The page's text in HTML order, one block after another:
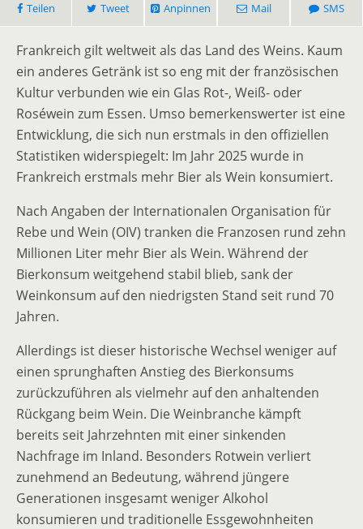
Teilen Tweet Anpinnen Mail SMS
Frankreich gilt weltweit als das Land des Weins. Kaum
ein anderes Getränk ist so eng mit der französischen
Kultur verbunden wie ein Glas Rot-, Weiß- oder
Roséwein zum Essen. Umso bemerkenswerter ist eine
Entwicklung, die sich nun erstmals in den offiziellen
Statistiken widerspiegelt: Im Jahr 2025 wurde in
Frankreich erstmals mehr Bier als Wein konsumiert.
Nach Angaben der Internationalen Organisation für
Rebe und Wein (OIV) tranken die Franzosen rund zehn
Millionen Liter mehr Bier als Wein. Während der
Bierkonsum weitgehend stabil blieb, sank der
Weinkonsum auf den niedrigsten Stand seit rund 70
Jahren.
Allerdings ist dieser historische Wechsel weniger auf
einen sprunghaften Anstieg des Bierkonsums
zurückzuführen als vielmehr auf den anhaltenden
Rückgang beim Wein. Die Weinbranche kämpft
bereits seit Jahrzehnten mit einer sinkenden
Nachfrage im Inland. Besonders Rotwein verliert
zunehmend an Bedeutung, während jüngere
Generationen insgesamt weniger Alkohol
konsumieren und traditionelle Essgewohnheiten